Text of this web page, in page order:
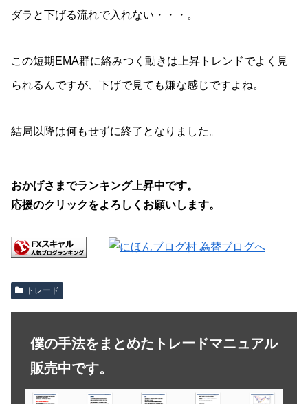
ダラと下げる流れで入れない・・・。
この短期EMA群に絡みつく動きは上昇トレンドでよく見
られるんですが、下げで見ても嫌な感じですよね。
結局以降は何もせずに終了となりました。
おかげさまでランキング上昇中です。
応援のクリックをよろしくお願いします。
トレード
僕の手法をまとめたトレードマニュアル
販売中です。